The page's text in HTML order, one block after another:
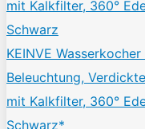
KEINVE
Beleuchtung,
mit Kalkfilter, 360°
Schwarz*